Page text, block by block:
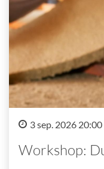
3 sep. 2026
Workshop: